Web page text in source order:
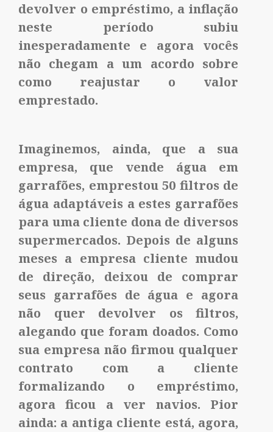
devolver o empréstimo, a inflação
neste período subiu
inesperadamente e agora vocês
não chegam a um acordo sobre
como reajustar o valor
emprestado.
Imaginemos, ainda, que a sua
empresa, que vende água em
garrafões, emprestou 50 filtros de
água adaptáveis a estes garrafões
para uma cliente dona de diversos
supermercados. Depois de alguns
meses a empresa cliente mudou
de direção, deixou de comprar
seus garrafões de água e agora
não quer devolver os filtros,
alegando que foram doados. Como
sua empresa não firmou qualquer
contrato com a cliente
formalizando o empréstimo,
agora ficou a ver navios. Pior
ainda: a antiga cliente está, agora,